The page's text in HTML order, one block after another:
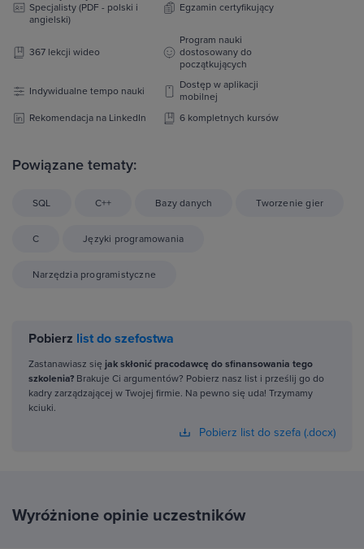
Specjalisty (PDF - polski i
angielski)
Egzamin certyfikujący
367 lekcji wideo
Program nauki
dostosowany do
początkujących
Indywidualne tempo nauki
Dostęp w aplikacji
mobilnej
Rekomendacja na LinkedIn
6 kompletnych kursów
Powiązane tematy:
SQL C++ Bazy danych Tworzenie gier
C Języki programowania
Narzędzia programistyczne
Pobierz list do szefostwa
Zastanawiasz się jak skłonić pracodawcę do sfinansowania tego
szkolenia? Brakuje Ci argumentów? Pobierz nasz list i prześlij go do
kadry zarządzającej w Twojej firmie. Na pewno się uda! Trzymamy
kciuki.
Pobierz list do szefa (.docx)
Wyróżnione opinie uczestników